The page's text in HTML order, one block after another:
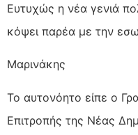
Ευτυχώς η νέα γενιά
κόψει παρέα με την
Μαρινάκης
Το αυτονόητο είπε ο
Επιτροπής της Νέας